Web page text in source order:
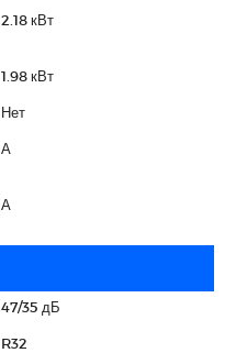
2.18 кВт
1.98 кВт
Нет
А
А
47/35 дБ
R32